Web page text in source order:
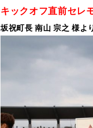
キックオフ直前セレ
坂祝町長 南山 宗之 様よ